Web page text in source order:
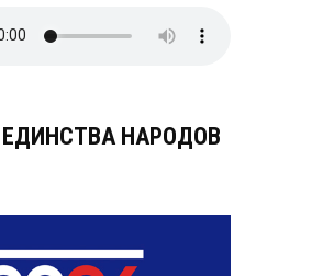
ЕДИНСТВА НАРОДОВ